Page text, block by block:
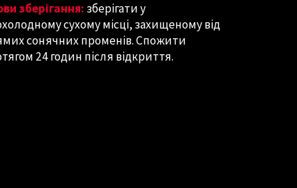
зберігання: зберігати у
сухому місці, захищеному від
сонячних променів. Спожити
24 годин після відкриття.